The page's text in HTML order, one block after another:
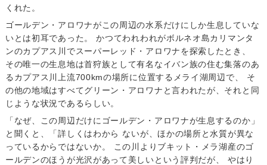
くれた。
ゴールデン・アロワナがこの周辺の水系だけにしか生息していな
いとは初耳であった。 かつてわれわれがボルネオ島カリマンタ
ンのカプアス川でスーパーレッド・アロワナを探索したとき、
その唯一の生息地は首狩族として有名なイバン族の住む集落のあ
るカプアス川上流700kmの場所に位置するメライ湖周辺で、 そ
の他の地域はすべてグリーン・アロワナと言われたが、それと同
じような状況であるらしい。
「なぜ、この周辺だけにゴールデン・アロワナが生息するのか」
と聞くと、「詳しくはわから ないが、ほかの場所と水質が異な
っているからではないか。 この川よりブキット・メラ湖産のゴ
ールデンのほうが光沢があって美しいという評判だが、 やはり